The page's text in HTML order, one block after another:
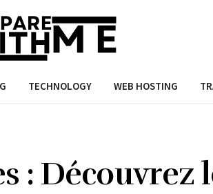
TECHNOLOGY WEB HOSTING
: Découvrez